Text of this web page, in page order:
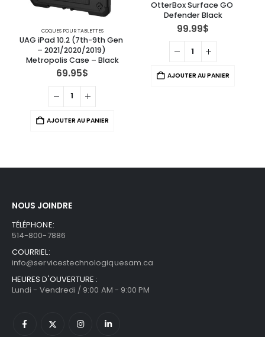
COQUES POUR TABLETTES
UAG iPad 10.2 (7th-9th Gen
– 2021/2020/2019)
Metropolis Case – Black
69.95$
AJOUTER AU PANIER
OtterBox Surface GO
Defender Black
99.99$
AJOUTER AU PANIER
NOUS JOINDRE
TÉLÉPHONE:
514-800-7886
COURRIEL:
info@servicestechnologiquesam.ca
HEURES D'OUVERTURE :
Lundi - Vendredi / 9:00 AM - 9:00 PM